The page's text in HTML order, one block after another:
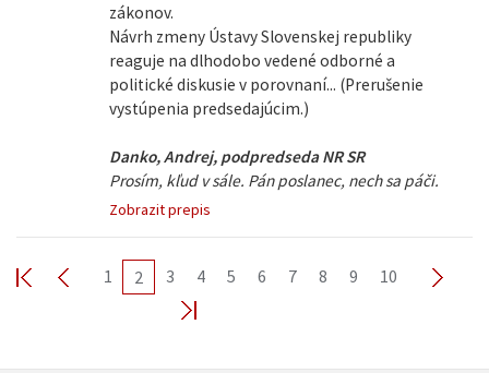
zákonov.
Návrh zmeny Ústavy Slovenskej republiky
reaguje na dlhodobo vedené odborné a
politické diskusie v porovnaní... (Prerušenie
vystúpenia predsedajúcim.)
Danko, Andrej, podpredseda NR SR
Prosím, kľud v sále. Pán poslanec, nech sa páči.
Zobrazit prepis
1 2 3 4 5 6 7 8 9 10